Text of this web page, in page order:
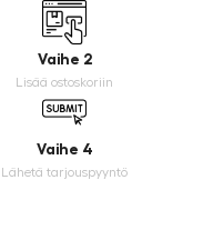
Vaihe 2
Lisää ostoskoriin
Vaihe 4
Lähetä tarjouspyyntö